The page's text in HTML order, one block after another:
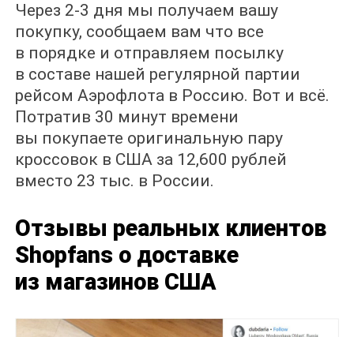
Через 2-3 дня мы получаем вашу
покупку, сообщаем вам что все
в порядке и отправляем посылку
в составе нашей регулярной партии
рейсом Аэрофлота в Россию. Вот и всё.
Потратив 30 минут времени
вы покупаете оригинальную пару
кроссовок в США за 12,600 рублей
вместо 23 тыс. в России.
Отзывы реальных клиентов
Shopfans о доставке
из магазинов США